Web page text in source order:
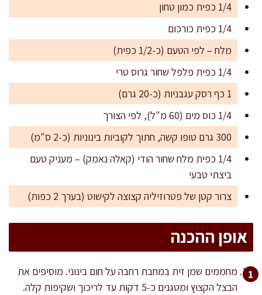
1/4 כפית כמון טחון
1/4 כפית כורכום
מלח – לפי הטעם (כ-1/2 כפית)
1/4 כפית פלפל שחור גרוס טרי
1 כף רסק עגבניות (כ-20 גרם)
1/4 כוס מים (60 מ"ל), לפי הצורך
300 גרם טופו קשה, חתוך לקוביות בינוניות (כ-2 ס"מ)
1/4 כפית מלח שחור הודי (קאלה נאמק) – מעניק טעם
ביצתי טבעי
צרור קטן של פטרוזיליה קצוצה לקישוט (בערך 2 כפות)
אופן ההכנה
מחממים שמן זית במחבת רחבה על חום בינוני. מוסיפים את
הבצל הקצוץ ומטגנים כ-5 דקות עד לריכוך ושקיפות קלה.